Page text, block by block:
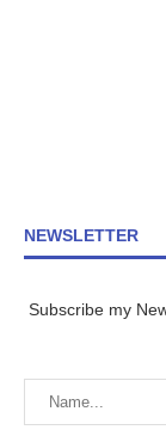
NEWSLETTER
Subscribe my